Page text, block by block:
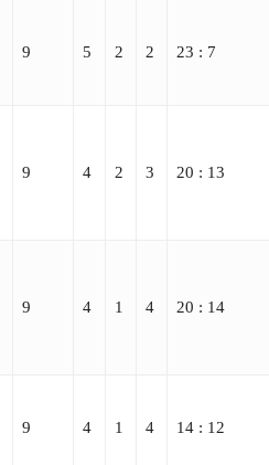
9 5 2 2 23 : 7
9 4 2 3 20 : 13
9 4 1 4 20 : 14
9 4 1 4 14 : 12